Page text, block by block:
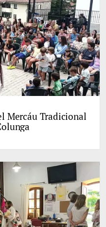
Mercáu Tradicional